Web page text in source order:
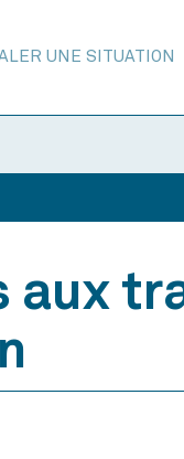
UNE SITUATION
aux